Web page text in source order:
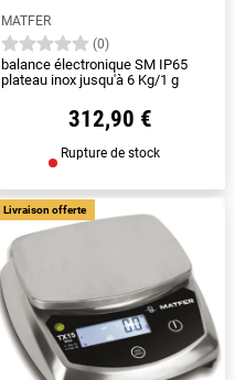
MATFER
(0)
balance électronique SM IP65
plateau inox jusqu'à 6 Kg/1 g
312,90 €
Rupture de stock
Livraison offerte